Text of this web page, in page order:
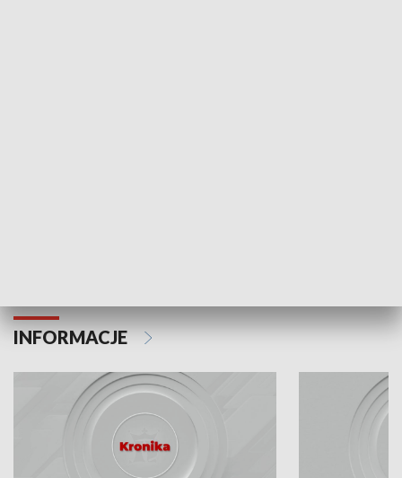
INFORMACJE